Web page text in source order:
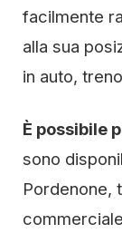
facilmente
alla sua
in auto,
È possibile
sono
Pordenone,